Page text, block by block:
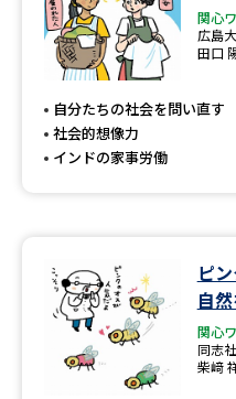
関心
広島
田口
自分たちの社会を問い直す
社会的想像力
インドの家事労働
ピ
自
関心
同志
柴﨑